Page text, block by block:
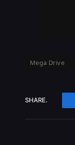
Mega Drive
SHARE.